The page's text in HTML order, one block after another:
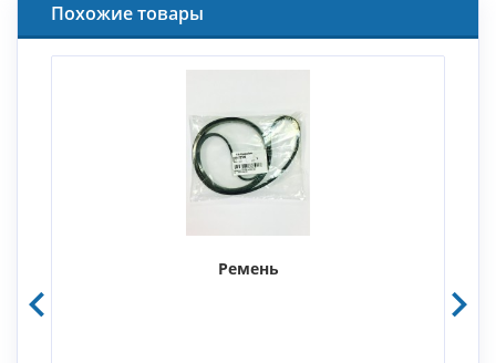
Похожие товары
Ремень